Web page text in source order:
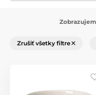
vôňou domova a pohodou.
Zrušiť všetky filtre